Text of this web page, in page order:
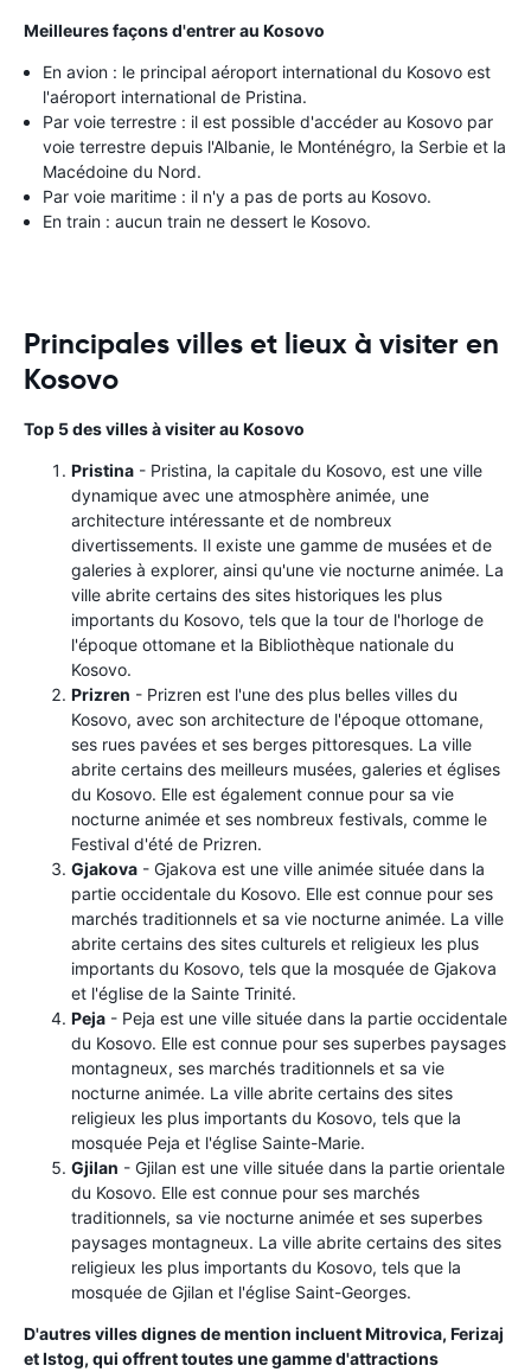
Meilleures façons d'entrer au Kosovo
En avion : le principal aéroport international du Kosovo est
l'aéroport international de Pristina.
Par voie terrestre : il est possible d'accéder au Kosovo par
voie terrestre depuis l'Albanie, le Monténégro, la Serbie et la
Macédoine du Nord.
Par voie maritime : il n'y a pas de ports au Kosovo.
En train : aucun train ne dessert le Kosovo.
Principales villes et lieux à visiter en
Kosovo
Top 5 des villes à visiter au Kosovo
Pristina - Pristina, la capitale du Kosovo, est une ville
dynamique avec une atmosphère animée, une
architecture intéressante et de nombreux
divertissements. Il existe une gamme de musées et de
galeries à explorer, ainsi qu'une vie nocturne animée. La
ville abrite certains des sites historiques les plus
importants du Kosovo, tels que la tour de l'horloge de
l'époque ottomane et la Bibliothèque nationale du
Kosovo.
Prizren - Prizren est l'une des plus belles villes du
Kosovo, avec son architecture de l'époque ottomane,
ses rues pavées et ses berges pittoresques. La ville
abrite certains des meilleurs musées, galeries et églises
du Kosovo. Elle est également connue pour sa vie
nocturne animée et ses nombreux festivals, comme le
Festival d'été de Prizren.
Gjakova - Gjakova est une ville animée située dans la
partie occidentale du Kosovo. Elle est connue pour ses
marchés traditionnels et sa vie nocturne animée. La ville
abrite certains des sites culturels et religieux les plus
importants du Kosovo, tels que la mosquée de Gjakova
et l'église de la Sainte Trinité.
Peja - Peja est une ville située dans la partie occidentale
du Kosovo. Elle est connue pour ses superbes paysages
montagneux, ses marchés traditionnels et sa vie
nocturne animée. La ville abrite certains des sites
religieux les plus importants du Kosovo, tels que la
mosquée Peja et l'église Sainte-Marie.
Gjilan - Gjilan est une ville située dans la partie orientale
du Kosovo. Elle est connue pour ses marchés
traditionnels, sa vie nocturne animée et ses superbes
paysages montagneux. La ville abrite certains des sites
religieux les plus importants du Kosovo, tels que la
mosquée de Gjilan et l'église Saint-Georges.
D'autres villes dignes de mention incluent Mitrovica, Ferizaj
et Istog, qui offrent toutes une gamme d'attractions